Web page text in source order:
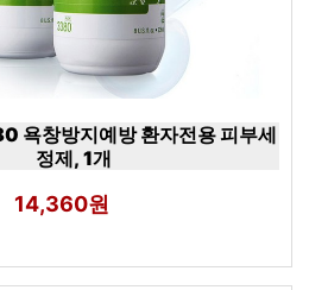
욕창방지예방 환자전용 피부세
정제, 1개
14,360원